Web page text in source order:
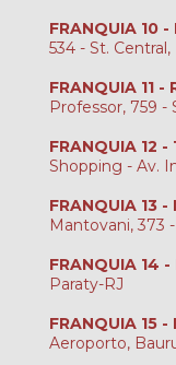
FRANQUIA 10 -
534 - St.
FRANQUIA 11 -
Professor, 759 -
FRANQUIA 12 -
Shopping - Av.
FRANQUIA 13 -
Mantovani, 373
FRANQUIA 14 -
Paraty-RJ
FRANQUIA 15 -
Aeroporto,